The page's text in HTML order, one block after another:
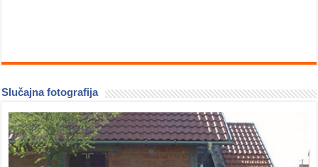
Slučajna fotografija